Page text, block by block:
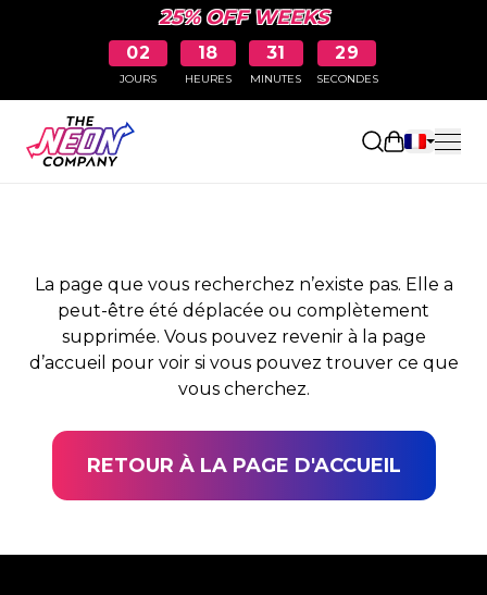
25% OFF WEEKS
02
JOURS
18
HEURES
31
MINUTES
29
SECONDES
Ouvrir le
PAGE NON TROUVÉE
La page que vous recherchez n’existe pas. Elle a
peut-être été déplacée ou complètement
supprimée. Vous pouvez revenir à la page
d’accueil pour voir si vous pouvez trouver ce que
vous cherchez.
RETOUR À LA PAGE D'ACCUEIL